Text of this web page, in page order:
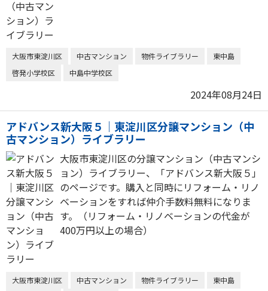
大阪市東淀川区 中古マンション 物件ライブラリー
東中島
啓発小学校区
中島中学校区
2024年08月24日
アドバンス新大阪５｜東淀川区分譲マンション（中
古マンション）ライブラリー
大阪市東淀川区の分譲マンション（中古マンシ
ョン）ライブラリー、「アドバンス新大阪５」
のページです。購入と同時にリフォーム・リノ
ベーションをすれば仲介手数料無料になりま
す。（リフォーム・リノベーションの代金が
400万円以上の場合）
大阪市東淀川区 中古マンション 物件ライブラリー
東中島